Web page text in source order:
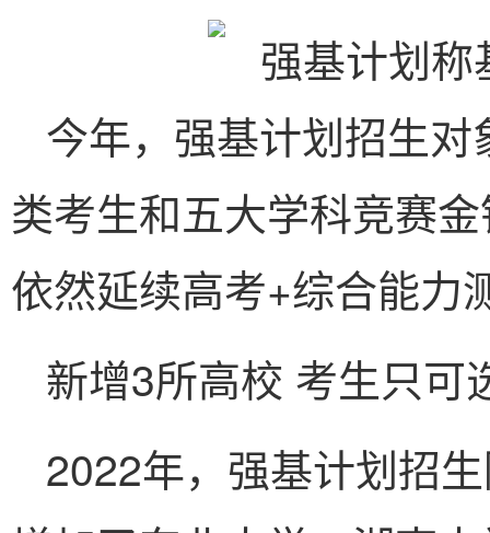
今年，强基计划招生
类考生和五大学科竞赛
依然延续高考+综合能力
新增3所高校 考生只可
2022年，强基计划招